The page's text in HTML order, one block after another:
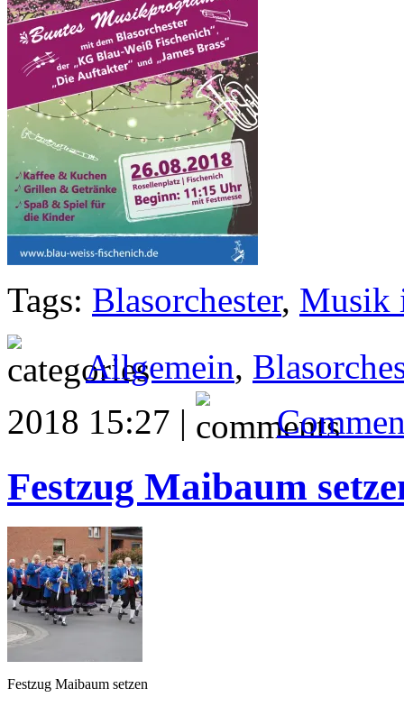
Tags: Blasorchester, Musik
Allgemein,
2018 15:27 |
Festzug Maibaum
Festzug Maibaum setzen